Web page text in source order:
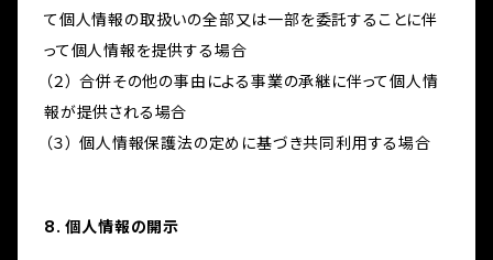
て個人情報の取扱いの全部又は一部を委託することに伴
って個人情報を提供する場合
（２） 合併その他の事由による事業の承継に伴って個人情
報が提供される場合
（３） 個人情報保護法の定めに基づき共同利用する場合
8. 個人情報の開示